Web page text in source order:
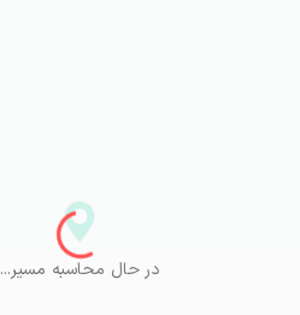
در حال محاسبه مسیر...